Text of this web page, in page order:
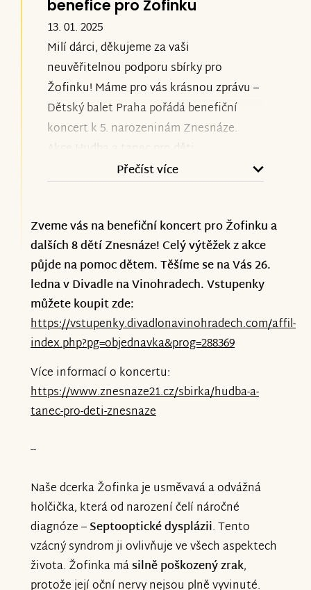
benefice pro Žofinku
13. 01. 2025
Milí dárci,děkujeme za vaši
neuvěřitelnou podporu sbírky pro
Žofinku! Máme pro vás krásnou zprávu –
Dětský balet Praha pořádá benefiční
koncert k 5. narozeninám Znesnáze.
Akce Hudba a tanec pro děti
#znesnáze se uskuteční 26. ledna od 18
a zažijte večer plný nejen umění, ale i
emocí!
Během večera vystoupí Dětský balet
Praha a další hvězdy tanečního a
hudebního nebe, kteří se rozhodli
vystoupit pro děti bez nároku na
honorář. Nechte se unést krásou tance a
hudby a podpořte děti, které vaši pomoc
potřebují.
index.php?pg=objednavka&prog=288369
Děkujeme, že pomáháte dětem v nouzi,
vaše podpora je klíčová. Těšíme se na vás
26. ledna!
Přečíst více
Zveme vás na benefiční koncert pro Žofinku a
dalších 8 dětí Znesnáze! Celý výtěžek z akce
půjde na pomoc dětem. Těšíme se na Vás 26.
ledna v Divadle na Vinohradech. Vstupenky
můžete koupit zde:
https://vstupenky.divadlonavinohradech.com/affil-
index.php?pg=objednavka&prog=288369
Více informací o koncertu:
https://www.znesnaze21.cz/sbirka/hudba-a-
tanec-pro-deti-znesnaze
--
Naše dcerka Žofinka je usměvavá a odvážná
holčička, která od narození čelí náročné
diagnóze –Septooptické dysplázii. Tento
vzácný syndrom ji ovlivňuje ve všech aspektech
života. Žofinka másilně poškozený zrak,